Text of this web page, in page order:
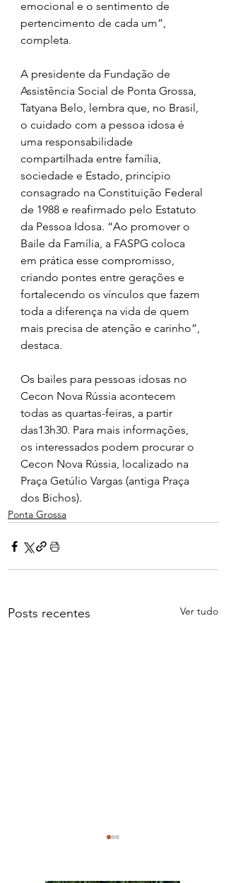
emocional e o sentimento de
pertencimento de cada um”,
completa.
A presidente da Fundação de
Assistência Social de Ponta Grossa,
Tatyana Belo, lembra que, no Brasil,
o cuidado com a pessoa idosa é
uma responsabilidade
compartilhada entre família,
sociedade e Estado, princípio
consagrado na Constituição Federal
de 1988 e reafirmado pelo Estatuto
da Pessoa Idosa. “Ao promover o
Baile da Família, a FASPG coloca
em prática esse compromisso,
criando pontes entre gerações e
fortalecendo os vínculos que fazem
toda a diferença na vida de quem
mais precisa de atenção e carinho”,
destaca.
Os bailes para pessoas idosas no
Cecon Nova Rússia acontecem
todas as quartas-feiras, a partir
das13h30. Para mais informações,
os interessados podem procurar o
Cecon Nova Rússia, localizado na
Praça Getúlio Vargas (antiga Praça
dos Bichos).
Ponta Grossa
Posts recentes Ver tudo